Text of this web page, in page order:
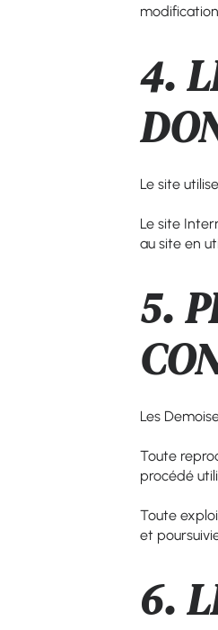
4.
Le site
Le site
au site en
5.
Les
Toute
procédé
Toute
et
6.